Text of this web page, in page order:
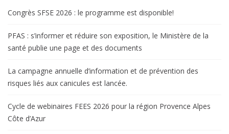
Congrès SFSE 2026 : le programme est disponible!
PFAS : s’informer et réduire son exposition, le Ministère de la
santé publie une page et des documents
La campagne annuelle d’information et de prévention des
risques liés aux canicules est lancée.
Cycle de webinaires FEES 2026 pour la région Provence Alpes
Côte d’Azur